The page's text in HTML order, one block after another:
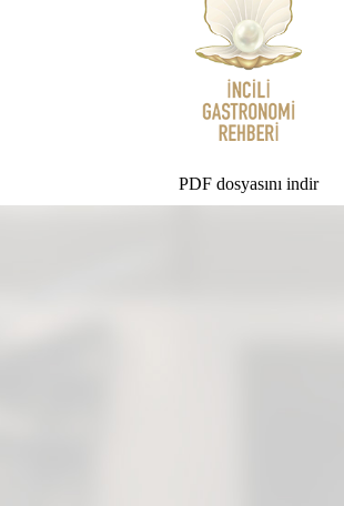
PDF dosyasını indir